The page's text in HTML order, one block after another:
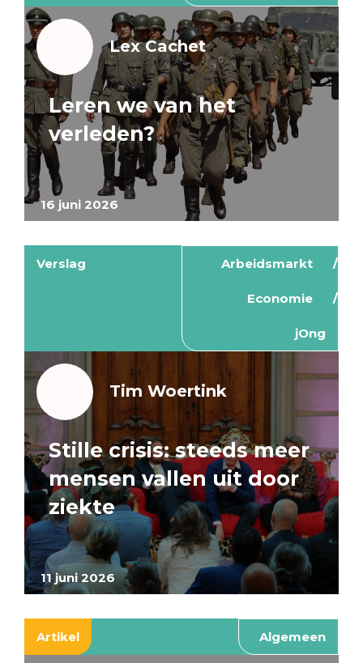
16 juni 2026
Lex Cachet
Leren we van het
verleden?
Verslag Arbeidsmarkt
Economie
jOng
11 juni 2026
Tim Woertink
Stille crisis: steeds meer
mensen vallen uit door
ziekte
Artikel Algemeen